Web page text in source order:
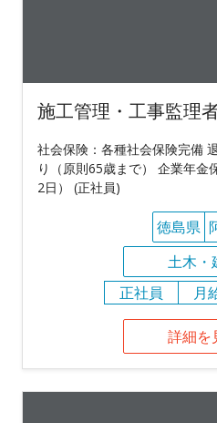
施工管理・工事監理
社会保険：各種社会保険完備
り（原則65歳まで） 企業年金
2日） (正社員)
徳島県
土木・
正社員
月
詳細を